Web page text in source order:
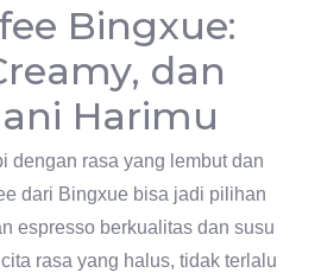
Bingxue:
dan
Harimu
dengan rasa yang lembut dan
dari Bingxue bisa jadi pilihan
espresso berkualitas dan susu
rasa yang halus, tidak terlalu